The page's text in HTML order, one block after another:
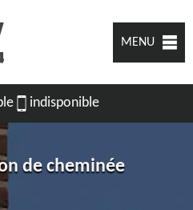
MENU
indisponible
de cheminée